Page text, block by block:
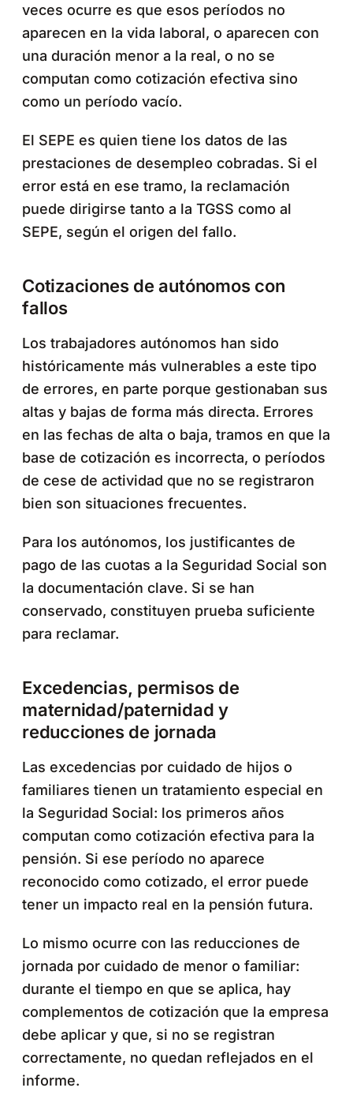
veces ocurre es que esos períodos no
aparecen en la vida laboral, o aparecen con
una duración menor a la real, o no se
computan como cotización efectiva sino
como un período vacío.
El SEPE es quien tiene los datos de las
prestaciones de desempleo cobradas. Si el
error está en ese tramo, la reclamación
puede dirigirse tanto a la TGSS como al
SEPE, según el origen del fallo.
Cotizaciones de autónomos con
fallos
Los trabajadores autónomos han sido
históricamente más vulnerables a este tipo
de errores, en parte porque gestionaban sus
altas y bajas de forma más directa. Errores
en las fechas de alta o baja, tramos en que la
base de cotización es incorrecta, o períodos
de cese de actividad que no se registraron
bien son situaciones frecuentes.
Para los autónomos, los justificantes de
pago de las cuotas a la Seguridad Social son
la documentación clave. Si se han
conservado, constituyen prueba suficiente
para reclamar.
Excedencias, permisos de
maternidad/paternidad y
reducciones de jornada
Las excedencias por cuidado de hijos o
familiares tienen un tratamiento especial en
la Seguridad Social: los primeros años
computan como cotización efectiva para la
pensión. Si ese período no aparece
reconocido como cotizado, el error puede
tener un impacto real en la pensión futura.
Lo mismo ocurre con las reducciones de
jornada por cuidado de menor o familiar:
durante el tiempo en que se aplica, hay
complementos de cotización que la empresa
debe aplicar y que, si no se registran
correctamente, no quedan reflejados en el
informe.